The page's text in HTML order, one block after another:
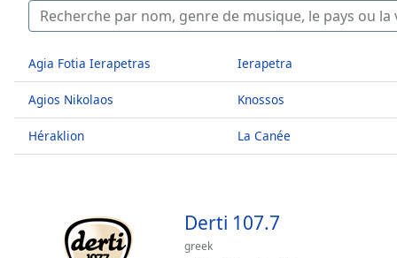
Stream
Seek to
live,
currently
behind
Remaining
Agia Fotia Ierapetras
Agios Nikolaos
Héraklion
Ierapetra
Knossos
La Canée
Derti 107.7
greek